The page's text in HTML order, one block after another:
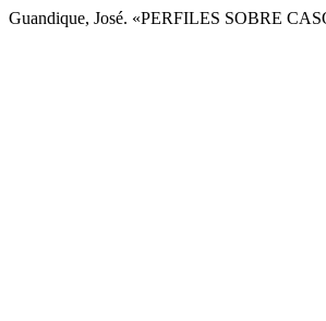
Guandique, José. «PERFILES SOBRE